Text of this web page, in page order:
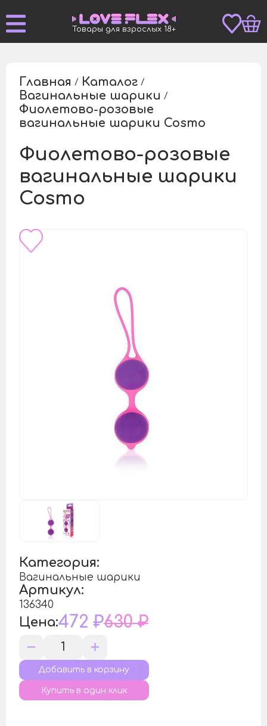
Товары для взрослых 18+
Главная / Каталог /
Вагинальные шарики /
Фиолетово-розовые
вагинальные шарики Cosmo
Фиолетово-розовые
вагинальные шарики
Cosmo
Категория:
Вагинальные шарики
Артикул:
136340
Цена:472 ₽630 ₽
Купить в один клик